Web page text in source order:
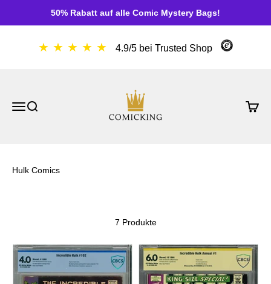
50% Rabatt auf alle Comic Mystery Bags!
★ ★ ★ ★ ★ 4.9/5 bei Trusted Shop
MenüSuche
Hulk Comics
7 Produkte